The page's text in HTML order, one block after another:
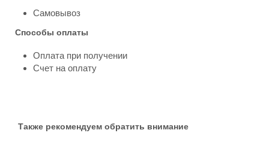
Самовывоз
Способы оплаты
Оплата при получении
Счет на оплату
Также рекомендуем обратить внимание